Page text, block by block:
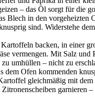
– das Öl sorgt für die
Blech in den vorgeheizten
sind. Widerstehe
backen, in einer
vermengen. Mit Salz und
umhüllen – nicht zu
dem Ofen kommenden
gleichmäßig mit
garnieren